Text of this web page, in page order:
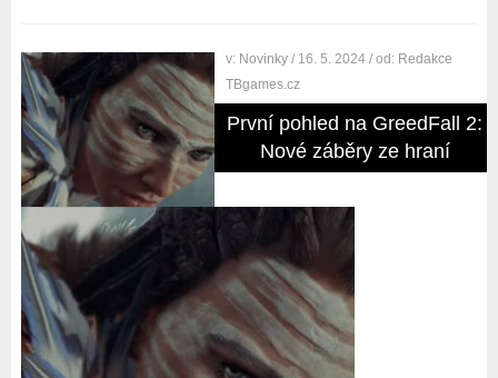
v: Novinky / 16. 5. 2024 / od: Redakce
TBgames.cz
První pohled na GreedFall 2:
Nové záběry ze hraní